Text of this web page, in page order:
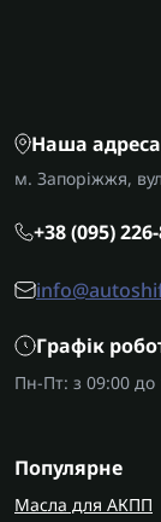
щоб
виконуємо
передач з
Наша адреса
м. Запоріжжя,
+38 (095)
Графік
Пн-Пт: з 09:00 до
Популярне
Масла для АКПП